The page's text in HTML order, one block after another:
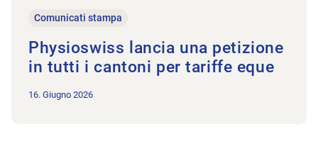
Comunicati stampa
Physioswiss lancia una petizione
in tutti i cantoni per tariffe eque
16. Giugno 2026